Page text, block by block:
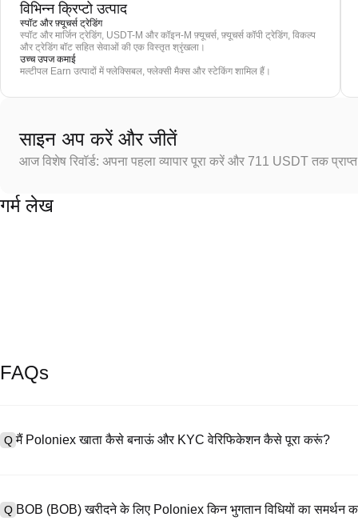
विभिन्न क्रिप्टो उत्पाद
स्पॉट और फ़्यूचर्स ट्रेडिंग
स्पॉट और मार्जिन ट्रेडिंग, USDT-M और कॉइन-M फ़्यूचर्स, फ़्यूचर्स कॉपी ट्रेडिंग, विकल्प
और ट्रेडिंग बॉट सहित सेवाओं की एक विस्तृत श्रृंखला।
उच्च उपज कमाई
मल्टीपल Earn उत्पादों में फ्लेक्सिबल, फ्लेक्सी मैक्स और स्टेकिंग शामिल हैं।
साइन अप करें और जीतें
आज विशेष रिवॉर्ड: अपना पहला व्यापार पूरा करें और 711 USDT तक
गर्म लेख
FAQs
Q मैं Poloniex खाता कैसे बनाऊं और KYC वेरिफिकेशन कैसे पूरा करूं?
अपलोड करें, और KYC वेरिफिकेशन पूरा करने के लिए एक सेल्फी लें। इस प्रक्रिया में
Q BOB (BOB) खरीदने के लिए Poloniex किन भुगतान विधियों का समर्थन